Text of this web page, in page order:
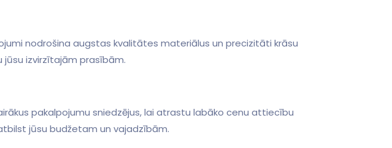
nodrošina augstas kvalitātes materiālus un precizitāti krāsu
izvirzītajām prasībām.
pakalpojumu sniedzējus, lai atrastu‌ labāko cenu ⁢attiecību
jūsu⁤ budžetam un vajadzībām.